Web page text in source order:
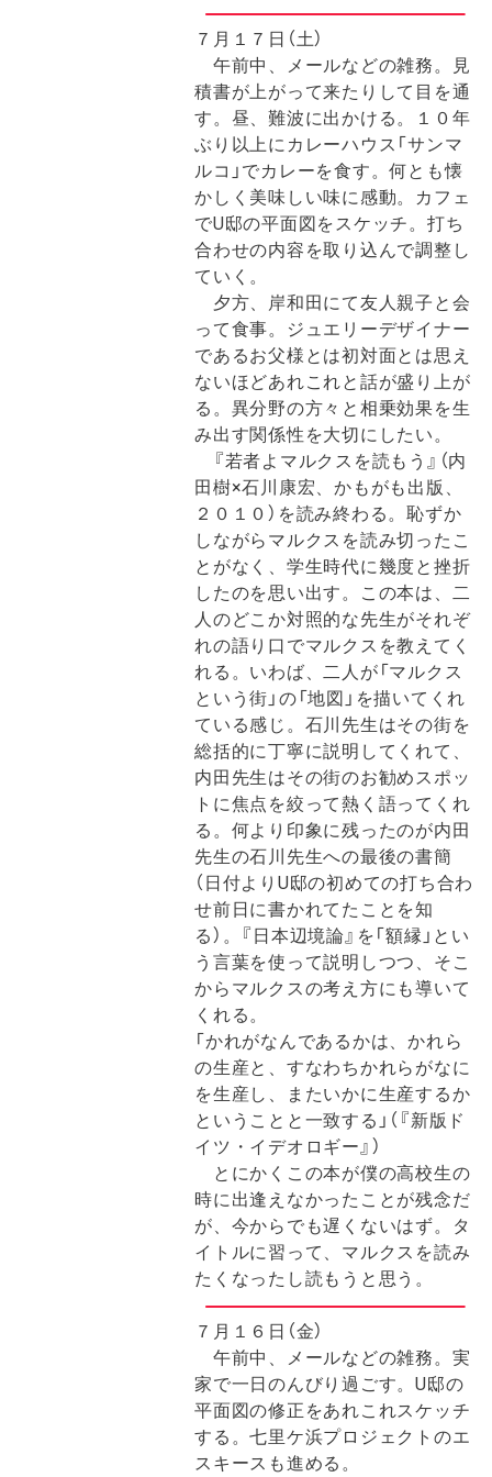
７月１７日（土）
午前中、メールなどの雑務。見
積書が上がって来たりして目を通
す。昼、難波に出かける。１０年
ぶり以上にカレーハウス「サンマ
ルコ」でカレーを食す。何とも懐
かしく美味しい味に感動。カフェ
でU邸の平面図をスケッチ。打ち
合わせの内容を取り込んで調整し
ていく。
夕方、岸和田にて友人親子と会
って食事。ジュエリーデザイナー
であるお父様とは初対面とは思え
ないほどあれこれと話が盛り上が
る。異分野の方々と相乗効果を生
み出す関係性を大切にしたい。
『若者よマルクスを読もう』（内
田樹×石川康宏、かもがも出版、
２０１０）を読み終わる。恥ずか
しながらマルクスを読み切ったこ
とがなく、学生時代に幾度と挫折
したのを思い出す。この本は、二
人のどこか対照的な先生がそれぞ
れの語り口でマルクスを教えてく
れる。いわば、二人が「マルクス
という街」の「地図」を描いてくれ
ている感じ。石川先生はその街を
総括的に丁寧に説明してくれて、
内田先生はその街のお勧めスポッ
トに焦点を絞って熱く語ってくれ
る。何より印象に残ったのが内田
先生の石川先生への最後の書簡
（日付よりU邸の初めての打ち合わ
せ前日に書かれてたことを知
る）。『日本辺境論』を「額縁」とい
う言葉を使って説明しつつ、そこ
からマルクスの考え方にも導いて
くれる。
「かれがなんであるかは、かれら
の生産と、すなわちかれらがなに
を生産し、またいかに生産するか
ということと一致する」（『新版ド
イツ・イデオロギー』）
とにかくこの本が僕の高校生の
時に出逢えなかったことが残念だ
が、今からでも遅くないはず。タ
イトルに習って、マルクスを読み
たくなったし読もうと思う。
７月１６日（金）
午前中、メールなどの雑務。実
家で一日のんびり過ごす。U邸の
平面図の修正をあれこれスケッチ
する。七里ケ浜プロジェクトのエ
スキースも進める。